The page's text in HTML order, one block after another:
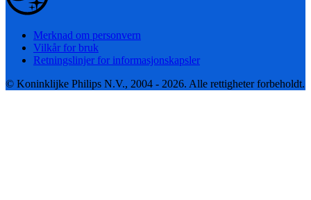
Merknad om personvern
Vilkår for bruk
Retningslinjer for informasjonskapsler
© Koninklijke Philips N.V., 2004 - 2026. Alle rettigheter forbeholdt.